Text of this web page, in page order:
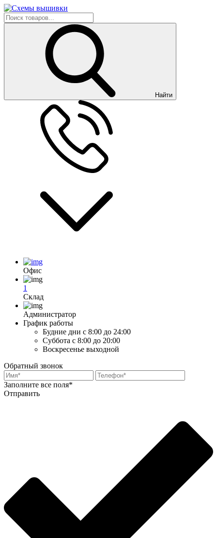
Найти
Офис
1
Склад
Администратор
График работы
Будние дни с 8:00 до 24:00
Суббота с 8:00 до 20:00
Воскресенье выходной
Обратный звонок
Заполните все поля*
Отправить